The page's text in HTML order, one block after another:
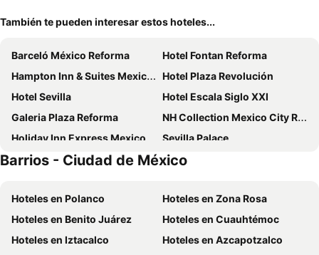
También te pueden interesar estos hoteles...
Barceló México Reforma
Hotel Fontan Reforma
Hampton Inn & Suites Mexico City - Centro Historico
Hotel Plaza Revolución
Hotel Sevilla
Hotel Escala Siglo XXI
Galeria Plaza Reforma
NH Collection Mexico City Reforma
Holiday Inn Express Mexico Reforma By Ihg
Sevilla Palace
Camino Real Aeropuerto Mexico
Fiesta Americana Reforma
City Express by Marriott Ciudad De México La Raza
Hotel MX congreso
Sheraton Maria Isabel Mexico City Reforma
City Express by Marriott Ciudad de México La Villa
Hotel Del Angel Reforma
Emporio Reforma
Barrios - Ciudad de México
Hoteles en Polanco
Hoteles en Zona Rosa
Hoteles en Benito Juárez
Hoteles en Cuauhtémoc
Hoteles en Iztacalco
Hoteles en Azcapotzalco